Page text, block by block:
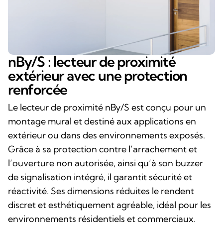
nBy/S : lecteur de proximité
extérieur avec une protection
renforcée
Le lecteur de proximité nBy/S est conçu pour un
montage mural et destiné aux applications en
extérieur ou dans des environnements exposés.
Grâce à sa protection contre l’arrachement et
l’ouverture non autorisée, ainsi qu’à son buzzer
de signalisation intégré, il garantit sécurité et
réactivité. Ses dimensions réduites le rendent
discret et esthétiquement agréable, idéal pour les
environnements résidentiels et commerciaux.